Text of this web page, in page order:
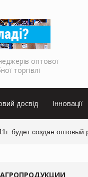
оптової
торгівлі
досвід Інновації
будет создан оптовый
АГРОПРОДУКЦИИ